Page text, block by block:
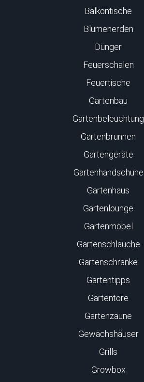
Balkontische
Blumenerden
Dünger
Feuerschalen
Feuertische
Gartenbau
Gartenbeleuchtung
Gartenbrunnen
Gartengeräte
Gartenhandschuhe
Gartenhaus
Gartenlounge
Gartenmöbel
Gartenschläuche
Gartenschränke
Gartentipps
Gartentore
Gartenzäune
Gewächshäuser
Grills
Growbox